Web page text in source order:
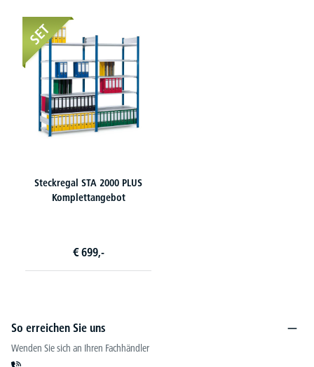
SET
Steckregal STA 2000 PLUS
Komplettangebot
€ 699,-
So erreichen Sie uns
Wenden Sie sich an Ihren Fachhändler